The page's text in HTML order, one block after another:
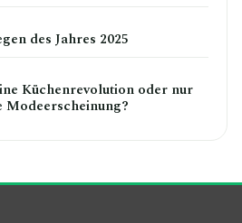
des Jahres 2025
Küchenrevolution oder nur
Modeerscheinung?